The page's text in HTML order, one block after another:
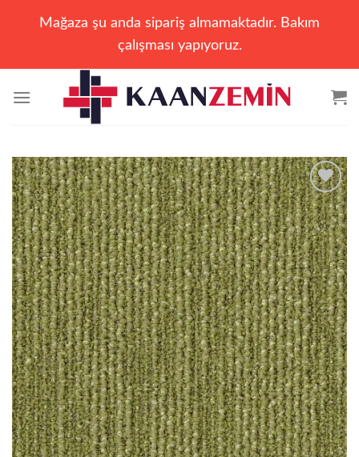
Mağaza şu anda sipariş almamaktadır. Bakım
çalışması yapıyoruz.
atla
Add to
wishlist